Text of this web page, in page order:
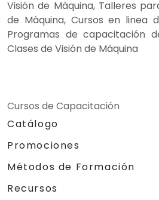
Visión de Màquina, Talleres
de Màquina, Cursos en linea
Programas de capacitación
Clases de Visión de Màquina
Cursos de Capacitación
Catálogo
Promociones
Métodos de Formación
Recursos